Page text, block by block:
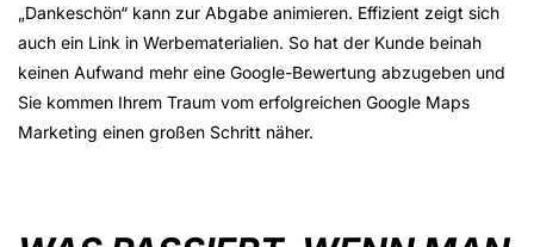
„Dankeschön“ kann zur Abgabe animieren. Effizient zeigt sich
auch ein Link in Werbematerialien. So hat der Kunde beinah
keinen Aufwand mehr eine Google-Bewertung abzugeben und
Sie kommen Ihrem Traum vom erfolgreichen Google Maps
Marketing einen großen Schritt näher.